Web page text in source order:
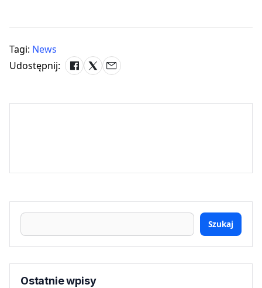
Tagi: News
Udostępnij:
Szukaj
Ostatnie wpisy